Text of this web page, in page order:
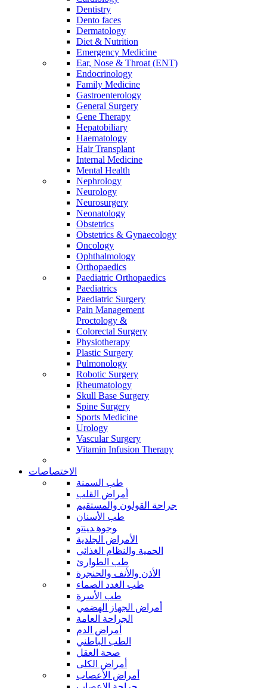
Dentistry
Dento faces
Dermatology
Diet & Nutrition
Emergency Medicine
Ear, Nose & Throat (ENT)
Endocrinology
Family Medicine
Gastroenterology
General Surgery
Gene Therapy
Hepatobiliary
Haematology
Hair Transplant
Internal Medicine
Mental Health
Nephrology
Neurology
Neurosurgery
Neonatology
Obstetrics
Obstetrics & Gynaecology
Oncology
Ophthalmology
Orthopaedics
Paediatric Orthopaedics
Paediatrics
Paediatric Surgery
Pain Management
Proctology &
Colorectal Surgery
Physiotherapy
Plastic Surgery
Pulmonology
Robotic Surgery
Rheumatology
Skull Base Surgery
Spine Surgery
Sports Medicine
Urology
Vascular Surgery
Vitamin Infusion Therapy
الاختصاصات
طب السمنة
أمراض القلب
جراحة القولون والمستقيم
طب الأسنان
ﻮﺟﻮﻫ ﺪﻴﻨﺗﻭ
الأمراض الجلدية
الحمية والنظام الغذائي
طب الطوارئ
الأذن والأنف والحنجرة
طب الغدد الصماء
طب الأسرة
أمراض الجهاز الهضمي
الجراحة العامة
أمراض الدم
الطب الباطني
صحة العقل
أمراض الكلى
أمراض الأعصاب